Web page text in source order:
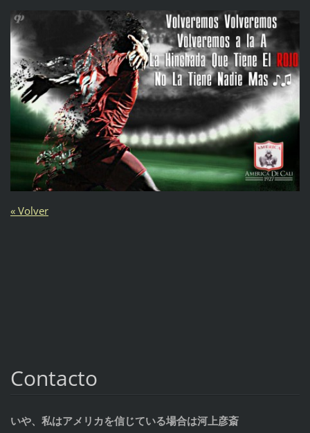
« Volver
Contacto
いや、私はアメリカを信じている場合は河上彦斎